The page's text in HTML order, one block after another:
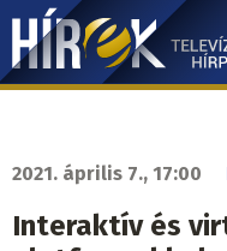
Ugrás
tartalomra
Hírek.sk
navigáció
2021. április 7., 17:00
Interaktív és